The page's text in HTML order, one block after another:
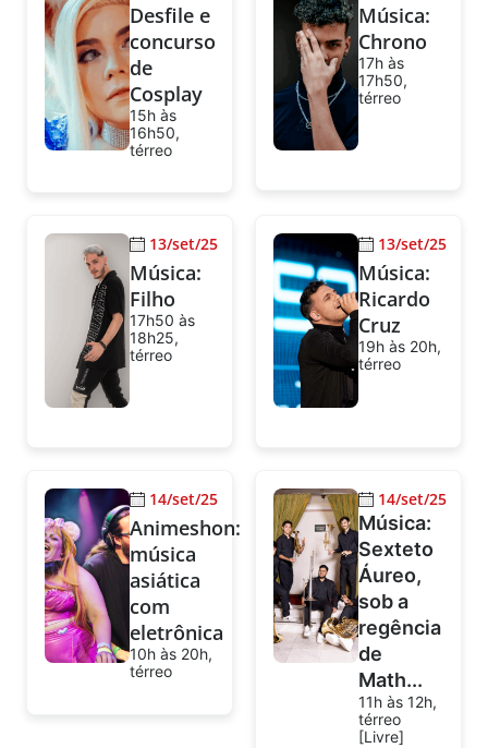
Desfile e
concurso
de
Cosplay
15h às
16h50,
térreo
Música:
Chrono
17h às
17h50,
térreo
13/set/25
Música:
Filho
17h50 às
18h25,
térreo
13/set/25
Música:
Ricardo
Cruz
19h às 20h,
térreo
14/set/25
Animeshon:
música
asiática
com
eletrônica
10h às 20h,
térreo
14/set/25
Música:
Sexteto
Áureo,
sob a
regência
de
Math...
11h às 12h,
térreo
[Livre]